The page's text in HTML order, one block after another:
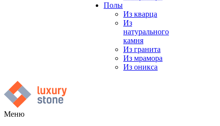
Полы
Из кварца
Из
натурального
камня
Из гранита
Из мрамора
Из оникса
Меню